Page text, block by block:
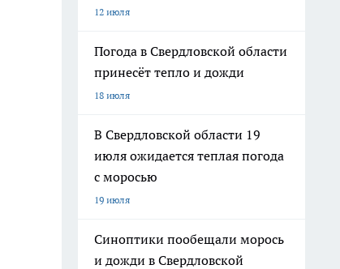
12 июля
Погода в Свердловской области
принесёт тепло и дожди
18 июля
В Свердловской области 19
июля ожидается теплая погода
с моросью
19 июля
Синоптики пообещали морось
и дожди в Свердловской